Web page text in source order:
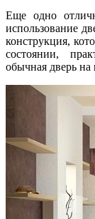
Еще одно
использование
конструкция,
состоянии,
обычная дверь на